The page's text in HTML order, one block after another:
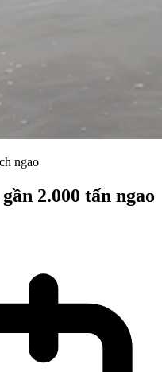
ngao
2.000 tấn ngao